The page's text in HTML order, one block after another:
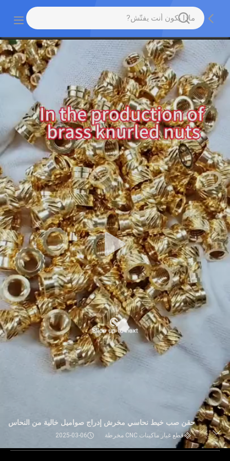
حقن صب خيط نحاسي مخرش إدراج صواميل خالية من النحاس
قطع غيار ماكينات CNC مخرطة 2025-03-06